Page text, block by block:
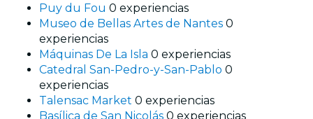
Puy du Fou 0 experiencias
Museo de Bellas Artes de Nantes 0
experiencias
Máquinas De La Isla 0 experiencias
Catedral San-Pedro-y-San-Pablo 0
experiencias
Talensac Market 0 experiencias
Basílica de San Nicolás 0 experiencias